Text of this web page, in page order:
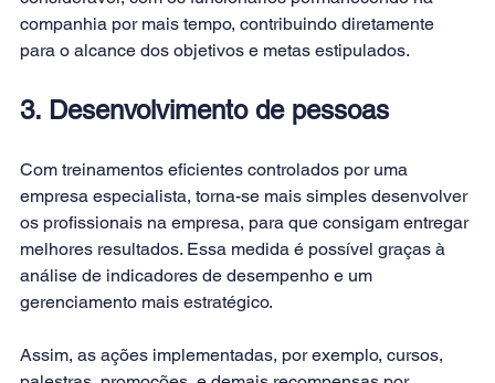
companhia por mais tempo, contribuindo diretamente
para o alcance dos objetivos e metas estipulados.
3. Desenvolvimento de pessoas
Com treinamentos eficientes controlados por uma
empresa especialista, torna-se mais simples desenvolver
os profissionais na empresa, para que consigam entregar
melhores resultados. Essa medida é possível graças à
análise de indicadores de desempenho e um
gerenciamento mais estratégico.
Assim, as ações implementadas, por exemplo, cursos,